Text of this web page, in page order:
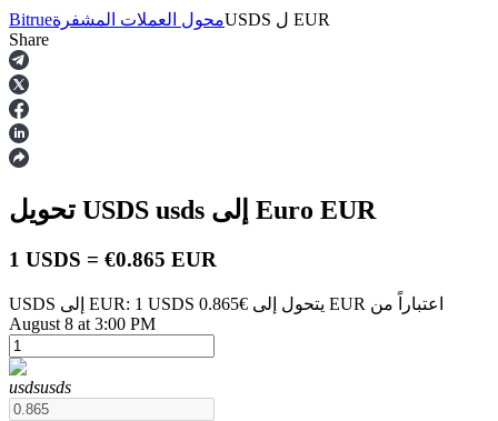
العقود الآجلة
Bitrueمحول العملات المشفرةUSDS ل EUR
Share
تحويل USDS usds إلى Euro EUR
1 USDS = €0.865 EUR
USDS إلى EUR: 1 USDS يتحول إلى €0.865 EUR اعتباراً من
August 8 at 3:00 PM
usdsusds